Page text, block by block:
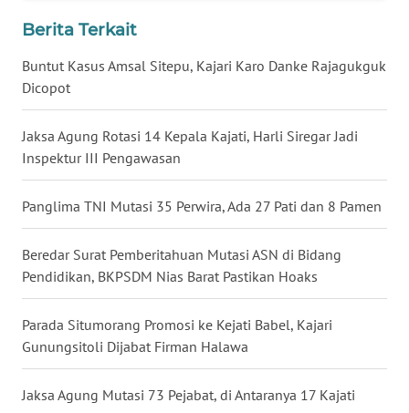
Berita Terkait
Buntut Kasus Amsal Sitepu, Kajari Karo Danke Rajagukguk
Dicopot
Jaksa Agung Rotasi 14 Kepala Kajati, Harli Siregar Jadi
Inspektur III Pengawasan
Panglima TNI Mutasi 35 Perwira, Ada 27 Pati dan 8 Pamen
Beredar Surat Pemberitahuan Mutasi ASN di Bidang
Pendidikan, BKPSDM Nias Barat Pastikan Hoaks
Parada Situmorang Promosi ke Kejati Babel, Kajari
Gunungsitoli Dijabat Firman Halawa
Jaksa Agung Mutasi 73 Pejabat, di Antaranya 17 Kajati
WN
WN
SUMBAR
WN
SUMSEL
WN
BENGKULU
WN